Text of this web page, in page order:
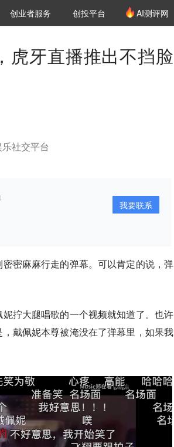
创投氪堂
创业者服务 创投平台 AI测评网
虎牙直播推出不挡脸
社交平台
我要联系
密麻麻行走的弹幕。可以肯定的说，弹
拧大腿唱歌的一个视频就知道了。也许
戴佩妮本尊被淹没在了弹幕里，如果我